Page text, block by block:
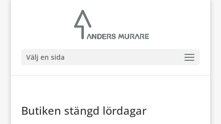
Välj en sida
Butiken stängd lördagar